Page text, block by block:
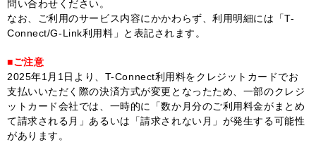
問い合わせください。
なお、ご利用のサービス内容にかかわらず、利用明細には「T-
Connect/G-Link利用料」と表記されます。
■ご注意
2025年1月1日より、T-Connect利用料をクレジットカードでお
支払いいただく際の決済方式が変更となったため、一部のクレジ
ットカード会社では、一時的に「数か月分のご利用料金がまとめ
て請求される月」あるいは「請求されない月」が発生する可能性
があります。